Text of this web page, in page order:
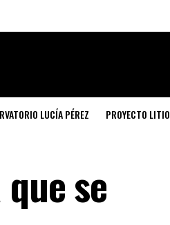
LUCÍA PÉREZ PROYECTO LITIO
se